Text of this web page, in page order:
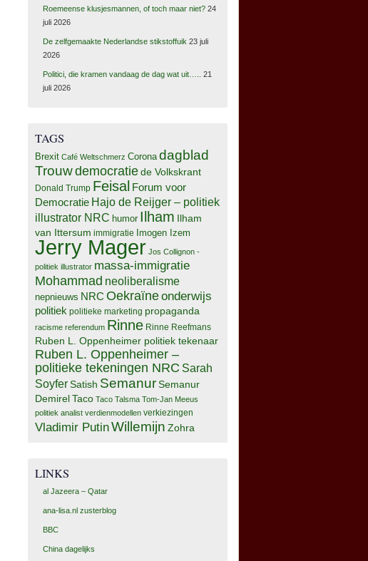
Roemeense klusjesmannen, of toch maar niet? 24
juli 2026
De zelfgemaakte Nederlandse stikstoffuik 23 juli
2026
Politici, die kramen vandaag de dag wat uit…..
21
juli 2026
TAGS
Brexit Café Weltschmerz Corona dagblad
Trouwdemocratiede Volkskrant
Donald Trump Feisal Forum voor
Democratie Hajo de Reijger – politiek
illustrator NRC humor Ilham Ilham
van Ittersum immigratie Imogen Izem
Jerry Mager Jos Collignon -
politiek illustrator massa-immigratie
Mohammad neoliberalisme
nepnieuws NRC Oekraïneonderwijs
politiek politieke marketing propaganda
racisme referendum Rinne Rinne Reefmans
Ruben L. Oppenheimer politiek tekenaar
Ruben L. Oppenheimer –
politieke tekeningen NRC Sarah
Soyfer Satish SemanurSemanur
DemirelTaco Taco Talsma Tom-Jan Meeus
politiek analist verdienmodellen verkiezingen
Vladimir PutinWillemijn Zohra
LINKS
al Jazeera – Qatar
ana-lisa.nl zusterblog
BBC
China dagelijks